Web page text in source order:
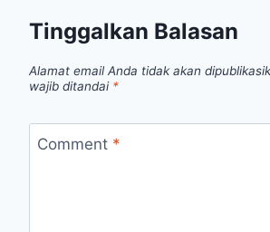
Tinggalkan Balasan
Alamat email Anda tidak akan
wajib ditandai *
Comment *